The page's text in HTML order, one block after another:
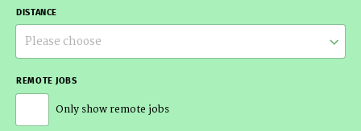
DISTANCE
Please choose
REMOTE JOBS
Only show remote jobs